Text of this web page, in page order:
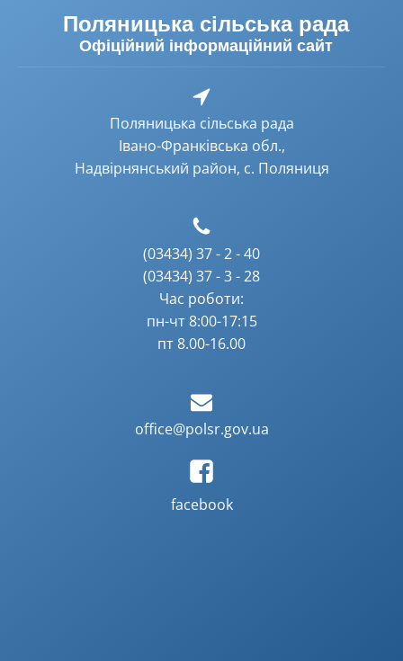
Поляницька сільська рада
Офіційний інформаційний сайт
Поляницька сільська рада
Івано-Франківська обл.,
Надвірнянський район, с. Поляниця
(03434) 37 - 2 - 40
(03434) 37 - 3 - 28
Час роботи:
пн-чт 8:00-17:15
пт 8.00-16.00
office@polsr.gov.ua
facebook